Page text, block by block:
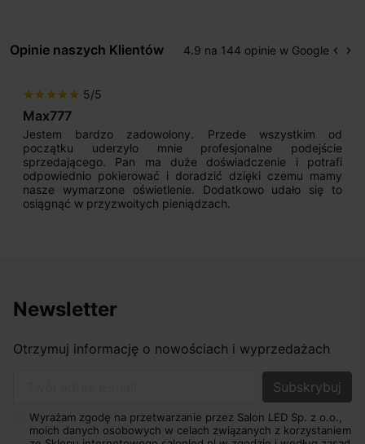
Opinie naszych Klientów 4.9 na 144 opinie w Google keyboard_arrow_left keyboard_arrow_right
star star star star star 5/5
Max777
Jestem bardzo zadowolony. Przede wszystkim od
początku uderzyło mnie profesjonalne podejście
sprzedającego. Pan ma duże doświadczenie i potrafi
odpowiednio pokierować i doradzić dzięki czemu mamy
nasze wymarzone oświetlenie. Dodatkowo udało się to
osiągnąć w przyzwoitych pieniądzach.
Newsletter
Otrzymuj informację o nowościach i wyprzedażach
Wyrażam zgodę na przetwarzanie przez Salon LED Sp. z o.o.,
moich danych osobowych w celach związanych z korzystaniem